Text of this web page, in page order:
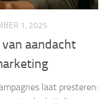
1, 2025
aandacht
laat presteren: